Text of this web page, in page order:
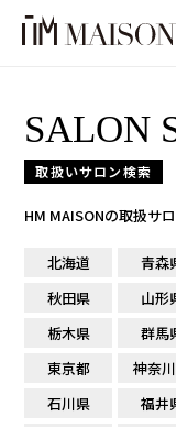
SALON
取扱いサロン検索
HM MAISONの取扱サ
北海道 青森
秋田県
山形
栃木県
群馬
東京都
神奈
石川県
福井